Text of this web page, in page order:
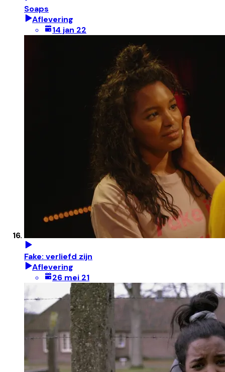
Soaps
Aflevering
14 jan 22
Fake: verliefd zijn
Aflevering
26 mei 21